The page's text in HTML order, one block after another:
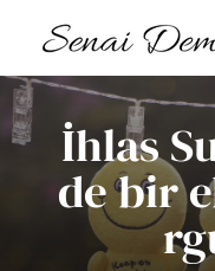
content
İhlas
de bir